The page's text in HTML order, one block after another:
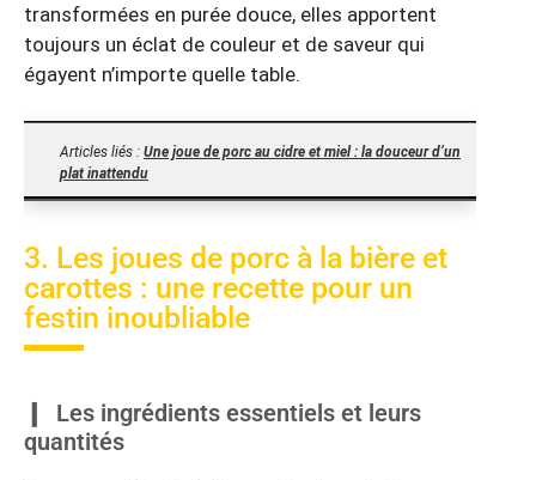
transformées en purée douce, elles apportent
toujours un éclat de couleur et de saveur qui
égayent n’importe quelle table.
Articles liés : Une joue de porc au cidre et miel : la douceur d’un
plat inattendu
3. Les joues de porc à la bière et
carottes : une recette pour un
festin inoubliable
Les ingrédients essentiels et leurs
quantités